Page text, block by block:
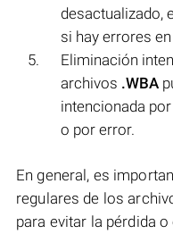
desactualizado,
si hay errores
Eliminación
archivos .WBA
intencionada
o por error.
En general, es
regulares de los
para evitar la pérdida